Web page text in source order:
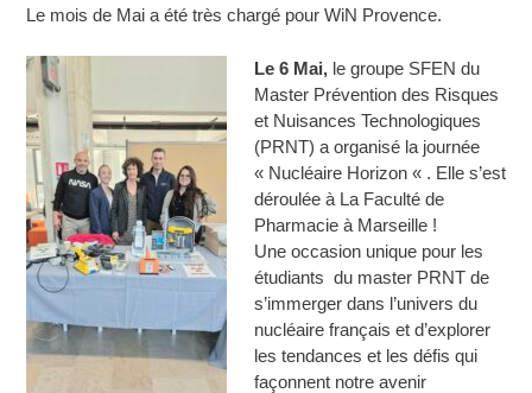
Le mois de Mai a été très chargé pour WiN Provence.
Le 6 Mai,le groupe SFEN du
Master Prévention des Risques
et Nuisances Technologiques
(PRNT) a organisé la journée
« Nucléaire Horizon « . Elle s’est
déroulée à La Faculté de
Pharmacie à Marseille !
Une occasion unique pour les
étudiants du master PRNT de
s’immerger dans l’univers du
nucléaire français et d’explorer
les tendances et les défis qui
façonnent notre avenir